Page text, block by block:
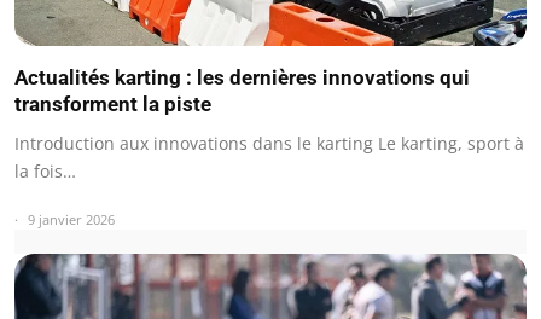
Actualités karting : les dernières innovations qui
transforment la piste
Introduction aux innovations dans le karting Le karting, sport à
la fois…
9 janvier 2026